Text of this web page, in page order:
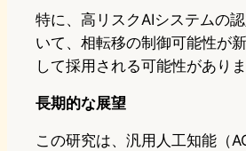
特に、高リスクAIシステムの
いて、相転移の制御可能性が
して採用される可能性がありま
長期的な展望
この研究は、汎用人工知能（